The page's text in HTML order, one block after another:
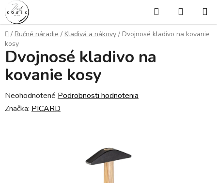
Prejsť
na
obsah
Hľadať
KOŠÍK
Domov
/ Ručné náradie / Kladivá a nákovy / Dvojnosé kladivo na kovanie
kosy
Dvojnosé kladivo na
kovanie kosy
Priemerné
hodnotenie
Neohodnotené Podrobnosti hodnotenia
Značka: PICARD